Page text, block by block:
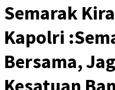
Semarak
Kapolri
Bersama,